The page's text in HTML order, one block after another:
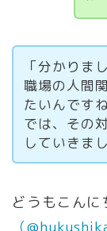
「分かりま
職場の人間
たいんですね
では、その
していきま
どうもこんに
（